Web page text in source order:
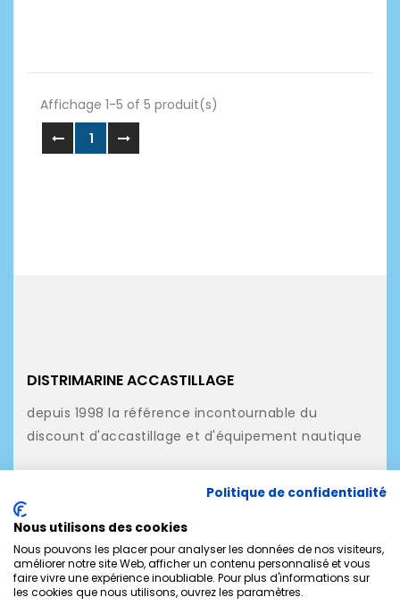
Affichage 1-5 of 5 produit(s)
1
DISTRIMARINE ACCASTILLAGE
depuis 1998 la référence incontournable du
discount d'accastillage et d'équipement nautique
NOS PRODUITS
MON COMPTE
CONTACTEZ-NOUS
Politique de confidentialité
Nous utilisons des cookies
Nous pouvons les placer pour analyser les données de nos visiteurs,
améliorer notre site Web, afficher un contenu personnalisé et vous
faire vivre une expérience inoubliable. Pour plus d'informations sur
les cookies que nous utilisons, ouvrez les paramètres.